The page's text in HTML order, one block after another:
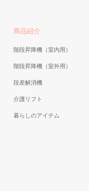
商品紹介
階段昇降機（室内用）
階段昇降機（室外用）
段差解消機
介護リフト
暮らしのアイテム